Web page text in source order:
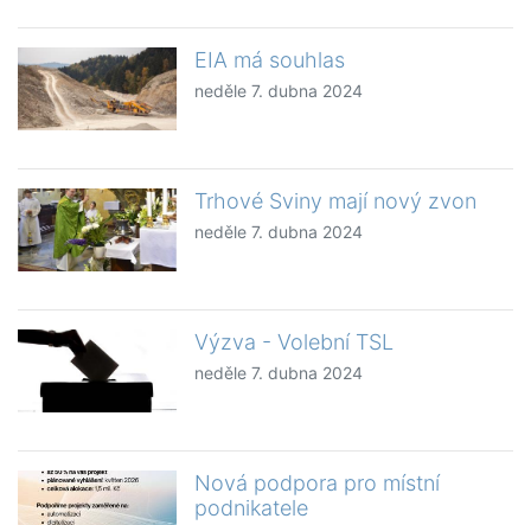
EIA má souhlas
neděle 7. dubna 2024
Trhové Sviny mají nový zvon
neděle 7. dubna 2024
Výzva - Volební TSL
neděle 7. dubna 2024
Nová podpora pro místní
podnikatele